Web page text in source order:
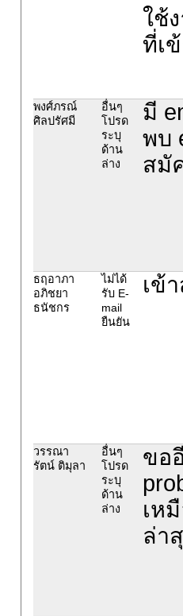
ใช้
ที่เ
พงศ์ภรณ์
ศิลปรัศมี
อื่นๆ
โปรด
ระบุ
ด้าน
ล่าง
มี
พบ
สมั
ธฤอาภา
อภิชยา
ธนัชกร
ไม่ได้
รับ E-
mail
ยืนยัน
เข้
วรรณา
รัตน์ ติมุลา
อื่นๆ
โปรด
ระบุ
ด้าน
ล่าง
ขอ
เห
ล่า